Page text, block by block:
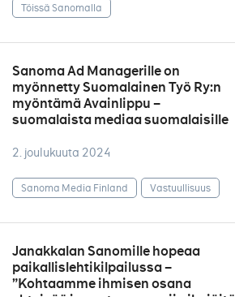
Töissä Sanomalla
Sanoma Ad Managerille on
myönnetty Suomalainen Työ Ry:n
myöntämä Avainlippu –
suomalaista mediaa suomalaisille
2. joulukuuta 2024
Sanoma Media Finland Vastuullisuus
Janakkalan Sanomille hopeaa
paikallislehtikilpailussa –
”Kohtaamme ihmisen osana